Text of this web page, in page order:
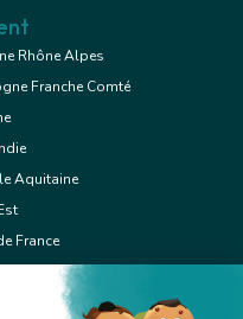
Rhône Alpes
Franche Comté
Aquitaine
France
de Loire